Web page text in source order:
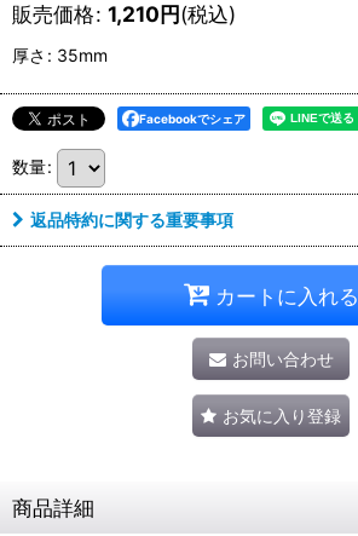
販売価格: 1,210円(税込)
厚さ : 35mm
Facebookでシェア
数量:
返品特約に関する重要事項
カートに入れる
お問い合わせ
お気に入り登録
商品詳細